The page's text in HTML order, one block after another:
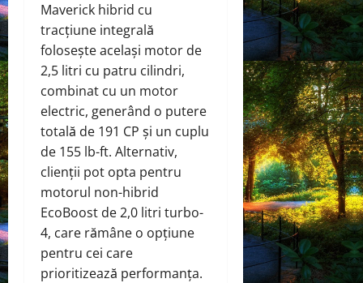
Maverick hibrid cu
tracțiune integrală
folosește același motor de
2,5 litri cu patru cilindri,
combinat cu un motor
electric, generând o putere
totală de 191 CP și un cuplu
de 155 lb-ft. Alternativ,
clienții pot opta pentru
motorul non-hibrid
EcoBoost de 2,0 litri turbo-
4, care rămâne o opțiune
pentru cei care
prioritizează performanța.